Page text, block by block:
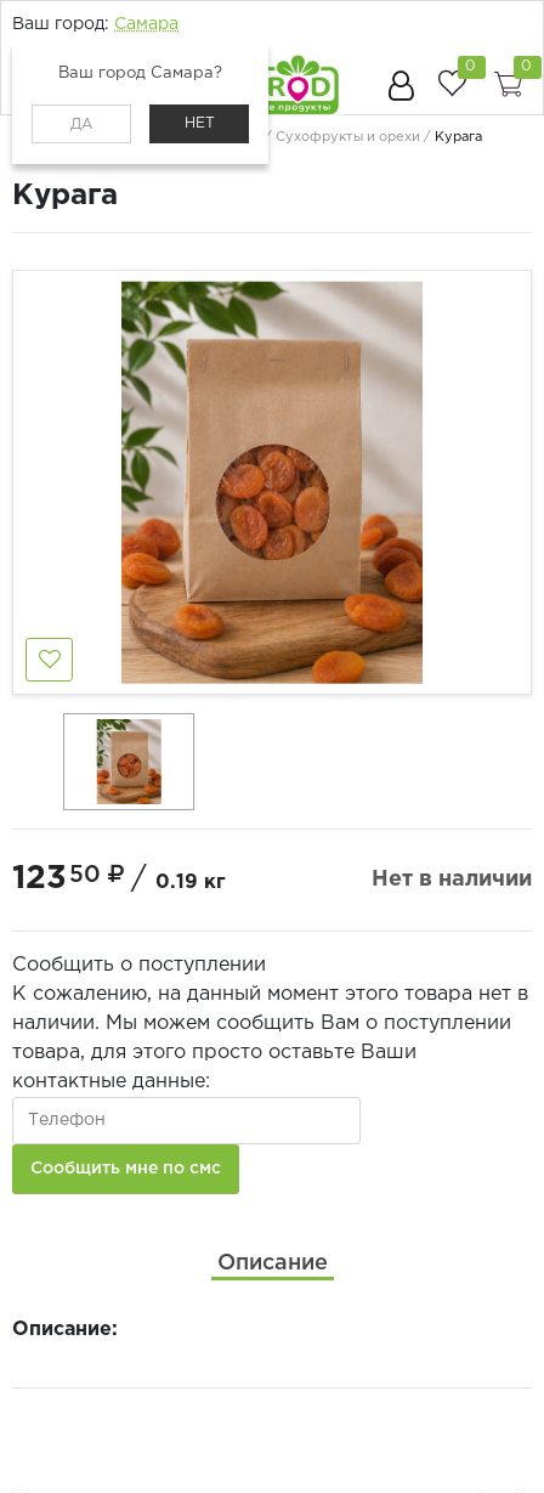
Ваш город: Самара
Ваш город Самара?
ДА НЕТ
0 0
Сухофрукты и орехи Курага
Курага
123 50 / 0.19 кг Нет в наличии
Сообщить о поступлении
К сожалению, на данный момент этого товара нет в
наличии. Мы можем сообщить Вам о поступлении
товара, для этого просто оставьте Ваши
контактные данные:
Описание
Описание: